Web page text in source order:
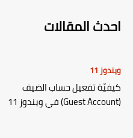
احدث المقالات
ويندوز 11
كيفيّة تفعيل حساب الضيف
(Guest Account) في ويندوز 11